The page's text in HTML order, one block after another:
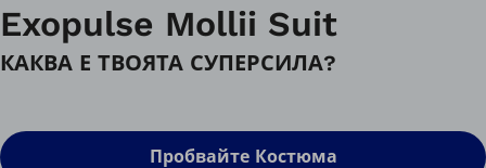
Exopulse Mollii Suit
КАКВА Е ТВОЯТА СУПЕРСИЛА?
Пробвайте Костюма